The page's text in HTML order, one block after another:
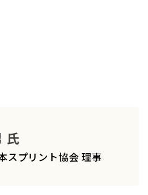
氏
スプリント協会 理事